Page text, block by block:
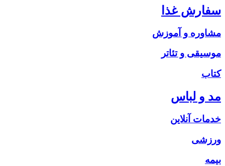
سفارش غذا
مشاوره و آموزش
موسیقی و تئاتر
کتاب
مد و لباس
خدمات آنلاین
ورزشی
بیمه